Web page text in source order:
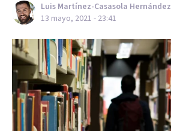
Luis Martínez-Casasola Hernández
13 mayo, 2021 - 23:41